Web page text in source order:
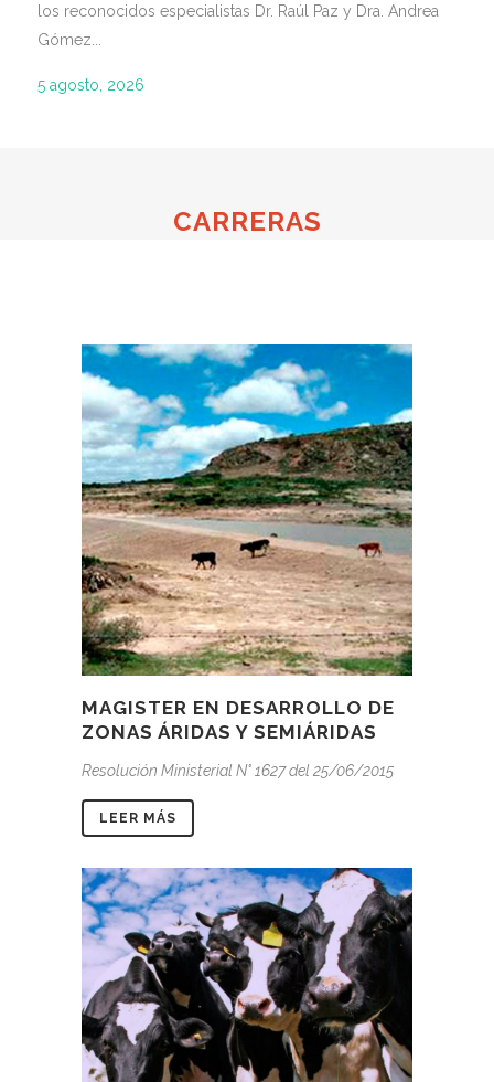
los reconocidos especialistas Dr. Raúl Paz y Dra. Andrea
Gómez...
5 agosto, 2026
CARRERAS
MAGISTER EN DESARROLLO DE
ZONAS ÁRIDAS Y SEMIÁRIDAS
Resolución Ministerial N° 1627 del 25/06/2015
LEER MÁS